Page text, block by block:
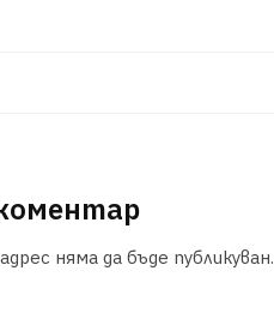
няма да бъде публикуван.